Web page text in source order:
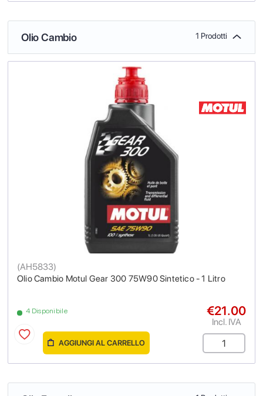
Olio Cambio 1 Prodotti
Olio Cambio Motul Gear 300 75W90 Sintetico - 1 Litro
(AH5833)
4 Disponibile €21.00
Incl. IVA
AGGIUNGI AL CARRELLO